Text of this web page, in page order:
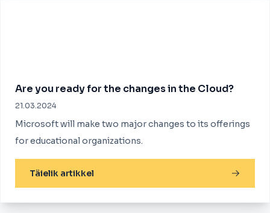
Are you ready for the changes in the Cloud?
21.03.2024
Microsoft will make two major changes to its offerings
for educational organizations.
Täielik artikkel